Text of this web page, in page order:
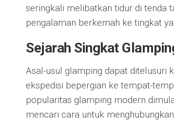
seringkali melibatkan tidur di tenda
pengalaman berkemah ke tingkat
Sejarah Singkat
Asal-usul glamping dapat ditelusuri
ekspedisi bepergian ke tempat-
popularitas glamping modern
mencari cara untuk